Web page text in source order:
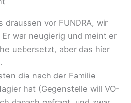
draussen vor FUNDRA, wir
war neugierig und meint er
uebersetzt, aber das hier
die nach der Familie
hat (Gegenstelle will VO-